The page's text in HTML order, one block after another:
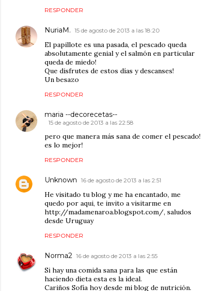
RESPONDER
NuriaM. 15 de agosto de 2013 a las 18:20
El papillote es una pasada, el pescado queda
absolutamente genial y el salmón en particular
queda de miedo!
Que disfrutes de estos días y descanses!
Un besazo
RESPONDER
maria --decorecetas--
15 de agosto de 2013 a las 22:58
pero que manera más sana de comer el pescado!
es lo mejor!
RESPONDER
Unknown 16 de agosto de 2013 a las 2:51
He visitado tu blog y me ha encantado, me
quedo por aqui, te invito a visitarme en
http://madamenaroa.blogspot.com/, saludos
desde Uruguay
RESPONDER
Norma2 16 de agosto de 2013 a las 2:55
Si hay una comida sana para las que están
haciendo dieta esta es la ideal.
Cariños Sofía hoy desde mi blog de nutrición.